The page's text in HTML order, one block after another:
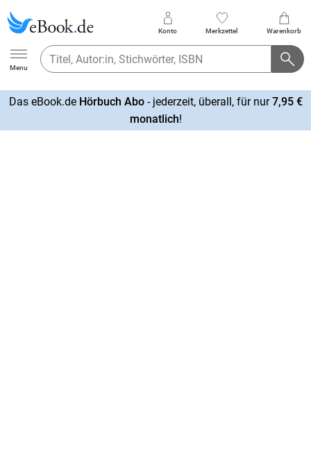
Ebook.de
Menu
Konto Merkzettel Warenkorb
Das eBook.de Hörbuch Abo- jederzeit, überall, für nur7,95 €
monatlich!